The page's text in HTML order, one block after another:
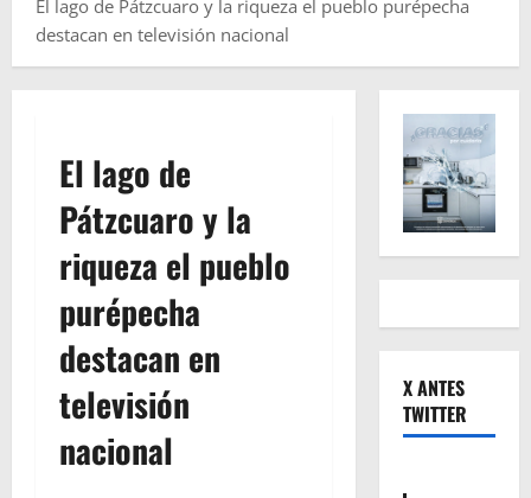
El lago de Pátzcuaro y la riqueza el pueblo purépecha
destacan en televisión nacional
El lago de
Pátzcuaro y la
riqueza el pueblo
purépecha
destacan en
televisión
nacional
X ANTES
TWITTER